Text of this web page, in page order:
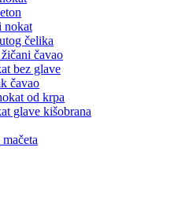
nokat
čelika
čavao
bez glave
čavao
od krpa
glave kišobrana